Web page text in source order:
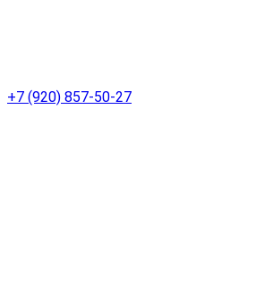
+7 (920) 857-50-27